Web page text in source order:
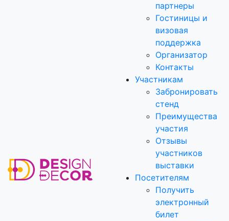
партнеры
Гостиницы и
визовая
поддержка
Организатор
Контакты
Участникам
Забронировать
стенд
Преимущества
участия
Отзывы
участников
выставки
Посетителям
Получить
электронный
билет